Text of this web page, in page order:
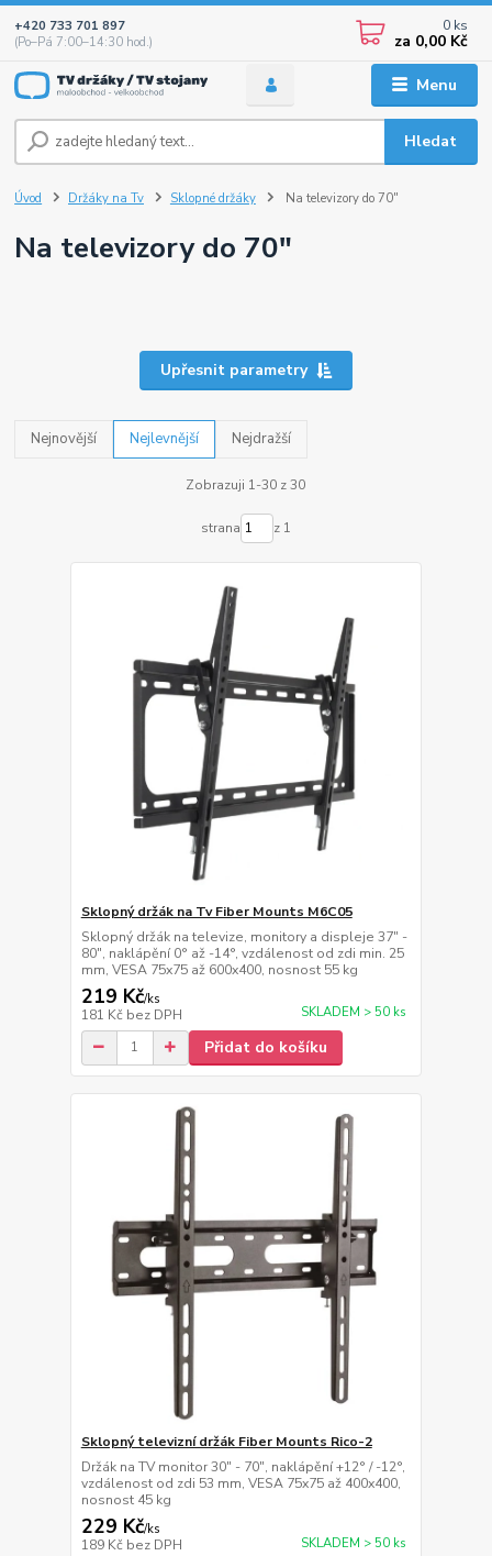
Menu
Hledat
+420 733 701 897
(Po–Pá 7:00–14:30 hod.)
0 ks
za 0,00 Kč
Úvod Držáky na Tv Sklopné držáky Na televizory do 70"
Na televizory do 70"
Upřesnit parametry
Nejnovější Nejlevnější Nejdražší
Zobrazuji 1-30 z 30
strana z 1
Sklopný držák na Tv Fiber Mounts M6C05
Sklopný držák na televize, monitory a displeje 37" -
80", naklápění 0° až -14°, vzdálenost od zdi min. 25
mm, VESA 75x75 až 600x400, nosnost 55 kg
219 Kč/ks
181 Kč bez DPH SKLADEM > 50 ks
Přidat do košíku
Sklopný televizní držák Fiber Mounts Rico-2
Držák na TV monitor 30" - 70", naklápění +12° / -12°,
vzdálenost od zdi 53 mm, VESA 75x75 až 400x400,
nosnost 45 kg
229 Kč/ks
189 Kč bez DPH SKLADEM > 50 ks